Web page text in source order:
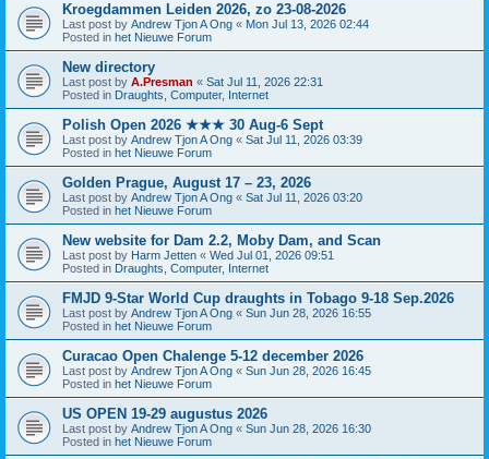
Kroegdammen Leiden 2026, zo 23-08-2026
Last post by Andrew Tjon A Ong « Mon Jul 13, 2026 02:44
Posted in het Nieuwe Forum
New directory
Last post by A.Presman « Sat Jul 11, 2026 22:31
Posted in Draughts, Computer, Internet
Polish Open 2026 ★★★ 30 Aug-6 Sept
Last post by Andrew Tjon A Ong « Sat Jul 11, 2026 03:39
Posted in het Nieuwe Forum
Golden Prague, August 17 – 23, 2026
Last post by Andrew Tjon A Ong « Sat Jul 11, 2026 03:20
Posted in het Nieuwe Forum
New website for Dam 2.2, Moby Dam, and Scan
Last post by Harm Jetten « Wed Jul 01, 2026 09:51
Posted in Draughts, Computer, Internet
FMJD 9-Star World Cup draughts in Tobago 9-18 Sep.2026
Last post by Andrew Tjon A Ong « Sun Jun 28, 2026 16:55
Posted in het Nieuwe Forum
Curacao Open Chalenge 5-12 december 2026
Last post by Andrew Tjon A Ong « Sun Jun 28, 2026 16:45
Posted in het Nieuwe Forum
US OPEN 19-29 augustus 2026
Last post by Andrew Tjon A Ong « Sun Jun 28, 2026 16:30
Posted in het Nieuwe Forum